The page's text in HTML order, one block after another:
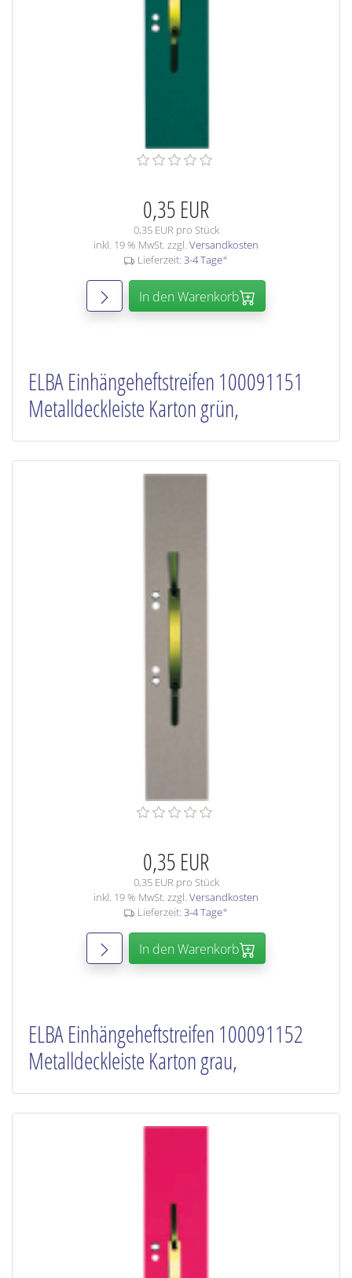
0,35 EUR
0,35 EUR pro Stück
inkl. 19 % MwSt. zzgl. Versandkosten
Lieferzeit: 3-4 Tage*
In den Warenkorb
ELBA Einhängeheftstreifen 100091151
Metalldeckleiste Karton grün,
0,35 EUR
0,35 EUR pro Stück
inkl. 19 % MwSt. zzgl. Versandkosten
Lieferzeit: 3-4 Tage*
In den Warenkorb
ELBA Einhängeheftstreifen 100091152
Metalldeckleiste Karton grau,